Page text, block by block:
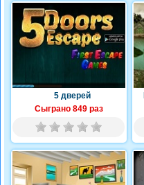
5 дверей
Сыграно 849 раз